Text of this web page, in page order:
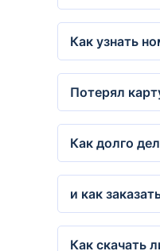
Как узнать
Потерял
Как долго
и как
Как скачать